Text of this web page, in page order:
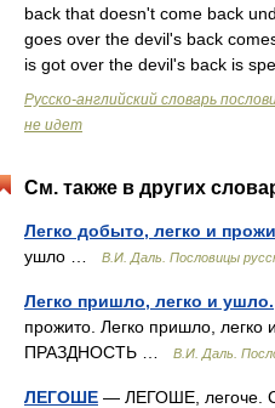
back that doesn't come back
goes over the devil's back
is got over the devil's back is
Русско-английский словарь
не идет
См. также в других
Легко добыто, легко и
ушло …
В.И. Даль. Пословицы
Легко пришло, легко и ушло.
прожито. Легко пришло,
ПРАЗДНОСТЬ …
В.И. Даль.
ЛЕГОШЕ — ЛЕГОШЕ, легоче. С